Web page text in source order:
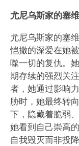
尤尼乌斯家的塞
尤尼乌斯家的塞
恺撒的深爱在她
噬一切的复仇。
期存续的强烈关
者，她通过影响
胁时，她最终转
下，隐藏着脆弱
她看到自己崇高
自我毁灭而非投降